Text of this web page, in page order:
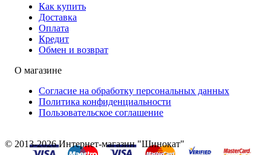
Как купить
Доставка
Оплата
Кредит
Обмен и возврат
О магазине
Согласие на обработку персональных данных
Политика конфиденциальности
Пользовательское соглашение
© 2013-2026 Интернет-магазин "Шинокат"